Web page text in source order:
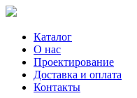
Каталог
О нас
Проектирование
Доставка и оплата
Контакты